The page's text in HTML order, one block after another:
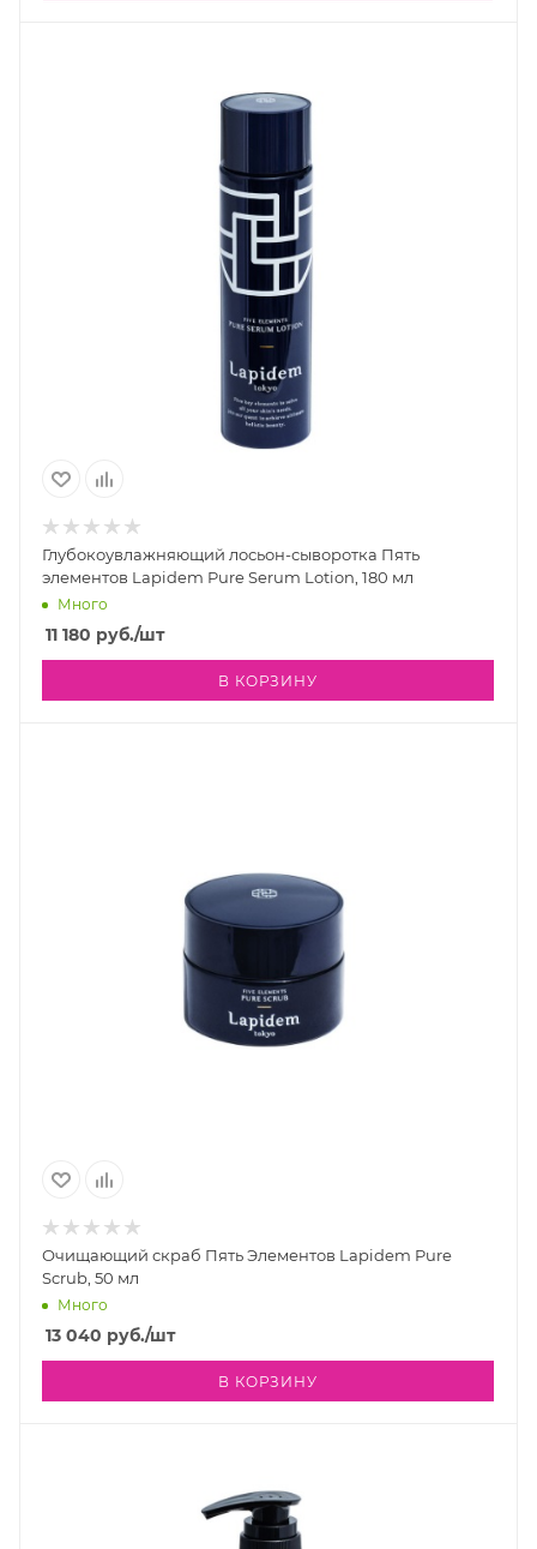
Глубокоувлажняющий лосьон-сыворотка Пять
элементов Lapidem Pure Serum Lotion, 180 мл
Много
11 180 руб./шт
В КОРЗИНУ
Очищающий скраб Пять Элементов Lapidem Pure
Scrub, 50 мл
Много
13 040 руб./шт
В КОРЗИНУ